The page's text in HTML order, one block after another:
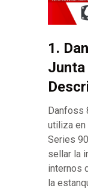
1.
Danfoss
utiliza
Series
sellar la
internos
la